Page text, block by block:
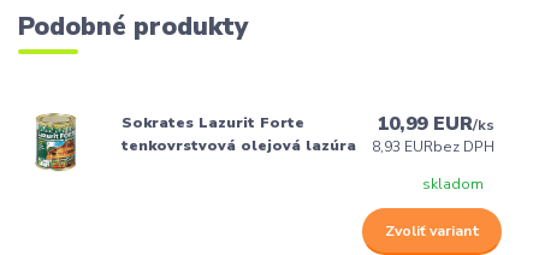
Podobné produkty
Sokrates Lazurit Forte
tenkovrstvová olejová lazúra
10,99 EUR/ks
8,93 EURbez DPH
skladom
Zvoliť variant